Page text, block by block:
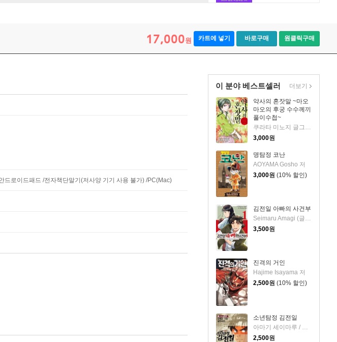
17,000원 카트에 넣기 바로구매 원클릭구매
이 분야 베스트셀러
약사의 혼잣말 ~마오
마오의 후궁 수수께끼
풀이수첩~
3,000원
명탐정 코난
AOYAMA Gosho 저
3,000원 (10% 할인)
김전일 아빠의 사건부
Seimaru Amagi (글) / Fumiya Sato (그림) 저
3,500원
진격의 거인
Hajime Isayama 저
2,500원 (10% 할인)
소년탐정 김전일
2,500원
더보기
드로이드패드 /전자책단말기(저사양 기기 사용 불가) /PC(Mac)